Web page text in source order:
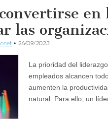
las
• 26/09/2023
La prioridad del
empleados alcancen
aumenten la
natural. Para ello, un